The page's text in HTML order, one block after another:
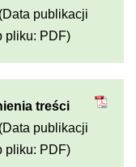
(Data publikacji
pliku: PDF)
treści
(Data publikacji
pliku: PDF)